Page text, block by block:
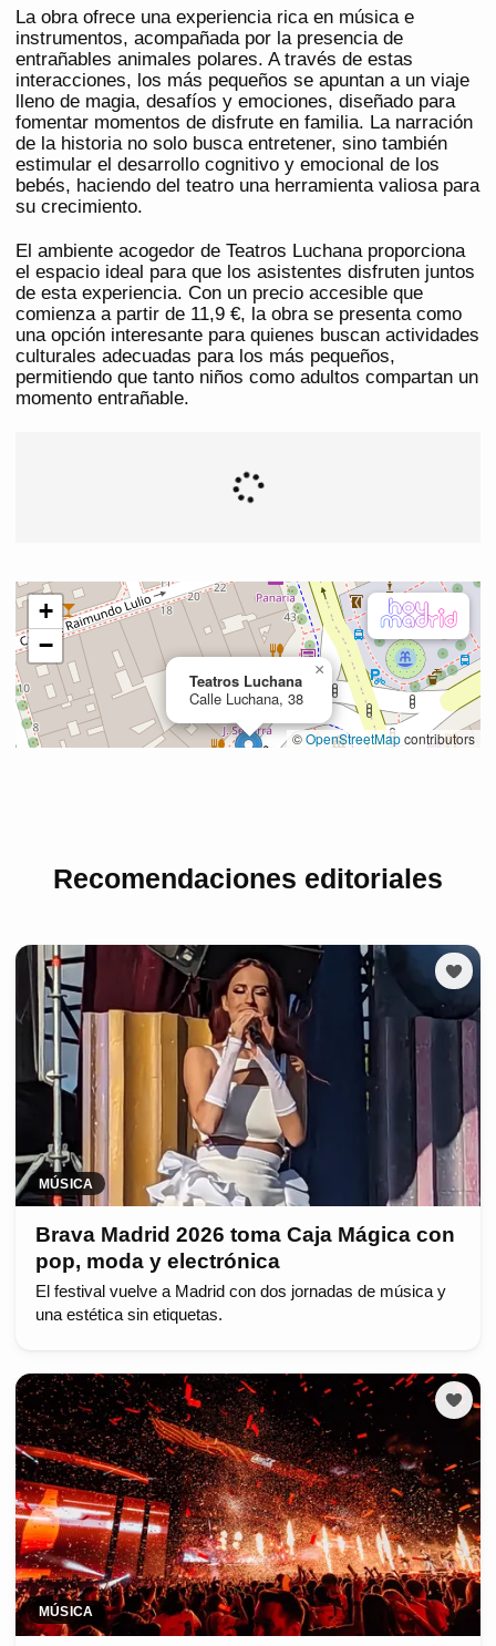
La obra ofrece una experiencia rica en música e
instrumentos, acompañada por la presencia de
entrañables animales polares. A través de estas
interacciones, los más pequeños se apuntan a un viaje
lleno de magia, desafíos y emociones, diseñado para
fomentar momentos de disfrute en familia. La narración
de la historia no solo busca entretener, sino también
estimular el desarrollo cognitivo y emocional de los
bebés, haciendo del teatro una herramienta valiosa para
su crecimiento.
El ambiente acogedor de Teatros Luchana proporciona
el espacio ideal para que los asistentes disfruten juntos
de esta experiencia. Con un precio accesible que
comienza a partir de 11,9 €, la obra se presenta como
una opción interesante para quienes buscan actividades
culturales adecuadas para los más pequeños,
permitiendo que tanto niños como adultos compartan un
momento entrañable.
Recomendaciones editoriales
MÚSICA
Brava Madrid 2026 toma Caja Mágica con
pop, moda y electrónica
El festival vuelve a Madrid con dos jornadas de música y
una estética sin etiquetas.
MÚSICA